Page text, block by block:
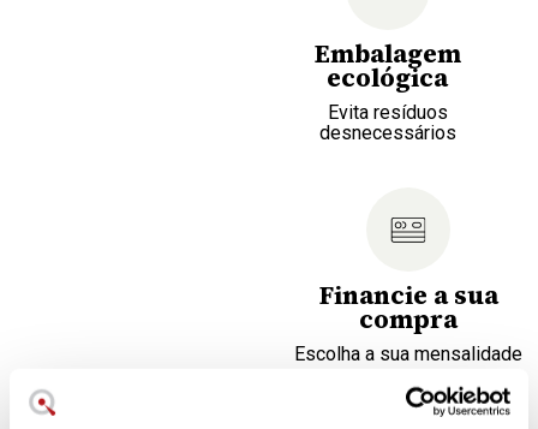
Embalagem
ecológica
Evita resíduos
desnecessários
Financie a sua
compra
Escolha a sua mensalidade